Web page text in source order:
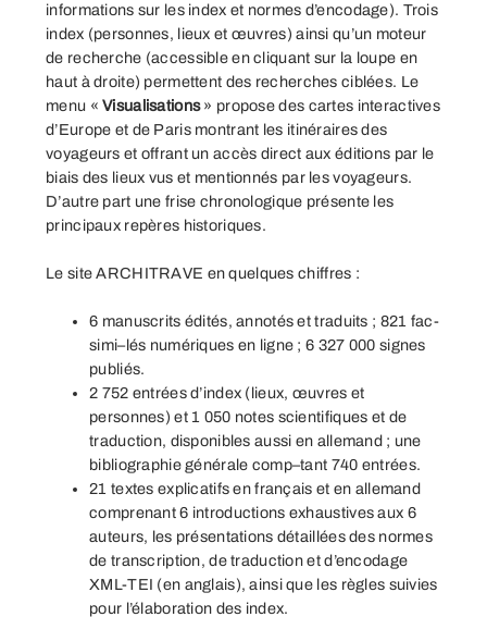
informations sur les index et normes d’encodage). Trois
index (personnes, lieux et œuvres) ainsi qu’un moteur
de recherche (accessible en cliquant sur la loupe en
haut à droite) permettent des recherches ciblées. Le
menu «Visualisations» propose des cartes interactives
d’Europe et de Paris montrant les itinéraires des
voyageurs et offrant un accès direct aux éditions par le
biais des lieux vus et mentionnés par les voyageurs.
D’autre part unefrise chronologique présente les
principaux repères historiques.
Le site ARCHITRAVE en quelques chiffres :
6 manuscrits édités, annotés et traduits ; 821 fac-
simi–lés numériques en ligne ; 6 327 000 signes
publiés.
2 752 entrées d’index (lieux, œuvres et
personnes) et 1 050 notes scientifiques et de
traduction, disponibles aussi en allemand ; une
bibliographie générale comp–tant 740 entrées.
21 textes explicatifs en français et en allemand
comprenant 6 introductions exhaustives aux 6
auteurs, les présentations détaillées des normes
de transcription, de traduction et d’encodage
XML-TEI (en anglais), ainsi que les règles suivies
pour l’élaboration des index.